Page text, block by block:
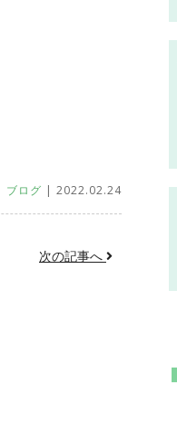
ブログ | 2022.02.24
次の記事へ